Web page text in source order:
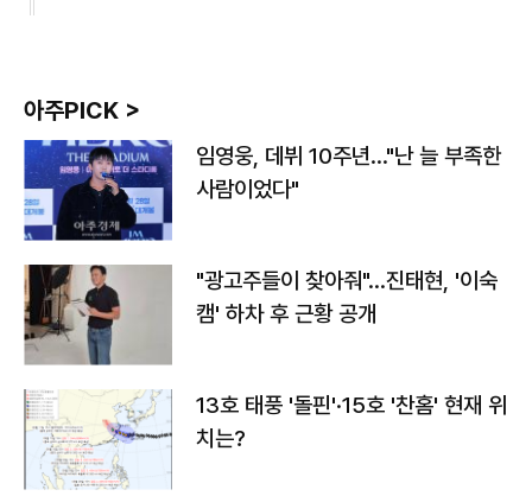
아주PICK >
임영웅, 데뷔 10주년…"난 늘 부족한
사람이었다"
"광고주들이 찾아줘"…진태현, '이숙
캠' 하차 후 근황 공개
13호 태풍 '돌핀'·15호 '찬홈' 현재 위
치는?